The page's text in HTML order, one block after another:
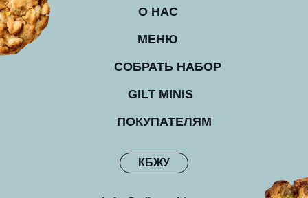
КБЖУ
О НАС
МЕНЮ
ПОКУПАТЕЛЯМ
СОБРАТЬ НАБОР
GILT MINIS